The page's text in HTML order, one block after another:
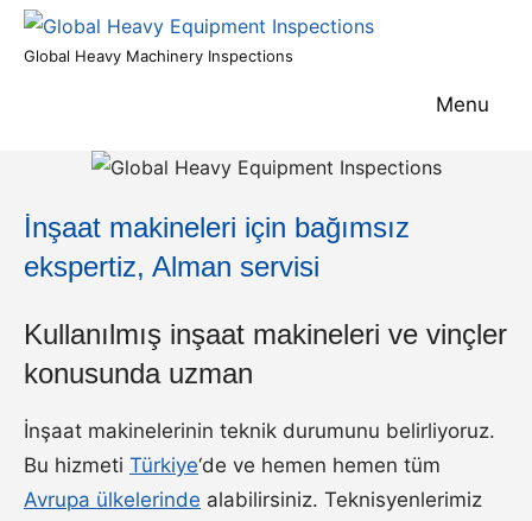
Skip
Global
Inspections
Global Heavy Machinery Inspections
Menu
İnşaat makineleri için bağımsız
ekspertiz, Alman servisi
Kullanılmış inşaat makineleri ve vinçler
konusunda uzman
İnşaat makinelerinin teknik durumunu belirliyoruz.
Bu hizmeti Türkiye‘de ve hemen hemen tüm
Avrupa ülkelerinde alabilirsiniz. Teknisyenlerimiz